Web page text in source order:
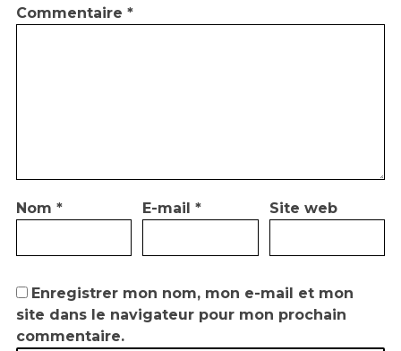
Commentaire *
Nom * E-mail* Site web
Enregistrer mon nom, mon e-mail et mon
site dans le navigateur pour mon prochain
commentaire.